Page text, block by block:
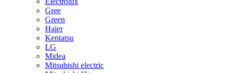
Gree
Green
Haier
Kentatsu
LG
Midea
Mitsubishi electric